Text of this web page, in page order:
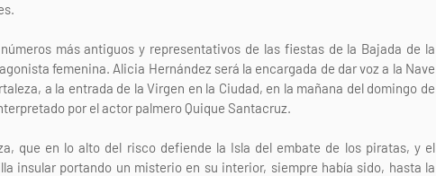
más antiguos y representativos de las fiestas de la Bajada de la
femenina. Alicia Hernández será la encargada de dar voz a la Nave
a la entrada de la Virgen en la Ciudad, en la mañana del domingo de
por el actor palmero Quique Santacruz.
que en lo alto del risco defiende la Isla del embate de los piratas, y el
insular portando un misterio en su interior, siempre había sido, hasta la